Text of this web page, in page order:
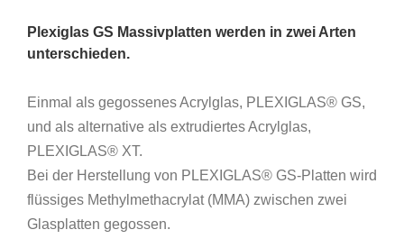
Plexiglas GS Massivplatten werden in zwei Arten
unterschieden.
Einmal als gegossenes Acrylglas, PLEXIGLAS® GS,
und als alternative als extrudiertes Acrylglas,
PLEXIGLAS® XT.
Bei der Herstellung von PLEXIGLAS® GS-Platten wird
flüssiges Methylmethacrylat (MMA) zwischen zwei
Glasplatten gegossen.